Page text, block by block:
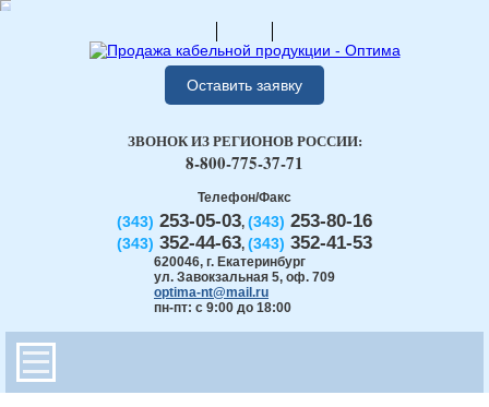
Оставить заявку
Телефон/Факс
(343) 253-05-03, (343) 253-80-16
(343) 352-44-63, (343) 352-41-53
620046, г. Екатеринбург
ул. Завокзальная 5, оф. 709
optima-nt@mail.ru
пн-пт: с 9:00 до 18:00
ЗВОНОК ИЗ РЕГИОНОВ РОССИИ:
8-800-775-37-71